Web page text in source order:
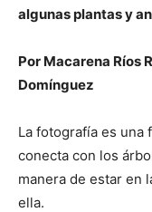
algunas plantas y
Por Macarena Ríos
Domínguez
La fotografía es una
conecta con los
manera de estar en
ella.